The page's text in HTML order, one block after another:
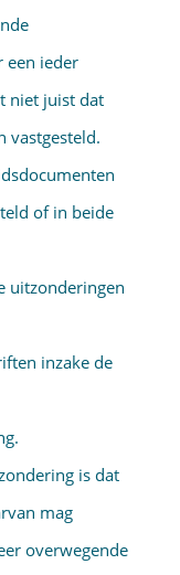
een ieder
niet juist dat
vastgesteld.
of in beide
uitzonderingen
inzake de
is dat
mag
overwegende